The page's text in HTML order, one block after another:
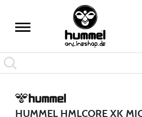
HUMMEL HMLCORE XK